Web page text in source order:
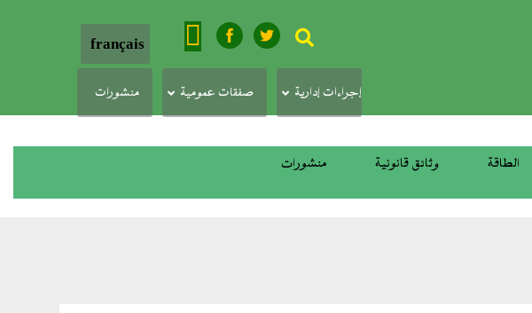
français
منشورات صفقات عمومية إجراءات إدارية
الطاقة وثائق قانونية منشورات